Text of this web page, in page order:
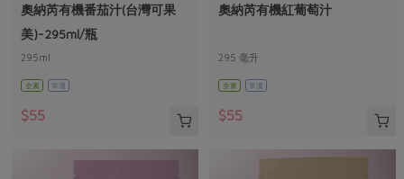
奧納芮有機番茄汁(台灣可果
美)-295ml/瓶
295ml
全素 常溫
$55
奧納芮有機紅葡萄汁
295 毫升
全素 常溫
$55